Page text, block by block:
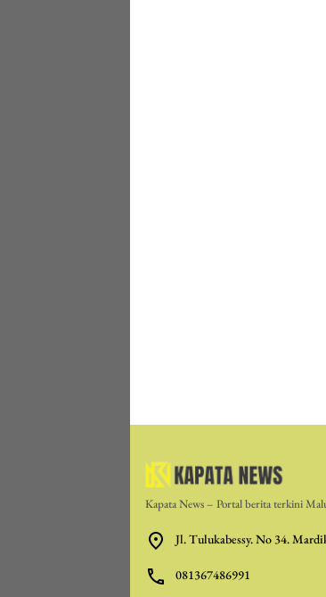
Kapata News – Portal berita terkini
Jl. Tulukabessy. No 34.
081367486991